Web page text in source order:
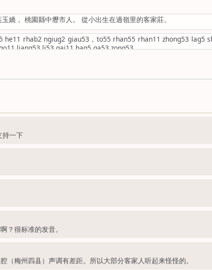
嬌， 桃園縣中壢市人。 從小出生在過嶺里的客家莊。
he11 rhab2 ngiug2 giau53，to55 rhan55 rhan11 zhong53 lag5
liang53 li53 gai11 hag5 ga53 zong53。
持一下
？很标准的发音。
（梅州四县）声调有差距。所以大部分客家人听起来怪怪的。